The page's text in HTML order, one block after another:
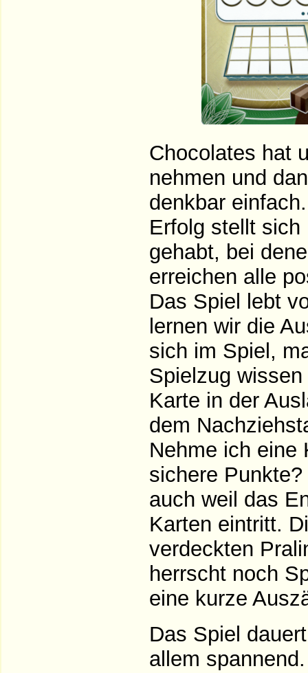
Chocolates hat
nehmen und
denkbar
Erfolg stellt
gehabt, bei
erreichen alle
Das Spiel lebt
lernen wir die
sich im Spiel,
Spielzug
Karte in der
dem
Nehme ich eine
sichere
auch weil das
Karten eintritt.
verdeckten
herrscht noch
eine kurze
Das Spiel
allem